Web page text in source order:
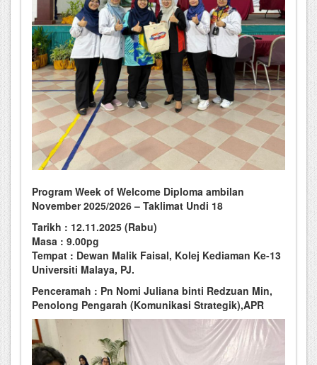
Program Week of Welcome Diploma ambilan
November 2025/2026 – Taklimat Undi 18
Tarikh : 12.11.2025 (Rabu)
Masa : 9.00pg
Tempat : Dewan Malik Faisal, Kolej Kediaman Ke-13
Universiti Malaya, PJ.
Penceramah : Pn Nomi Juliana binti Redzuan Min,
Penolong Pengarah (Komunikasi Strategik),APR